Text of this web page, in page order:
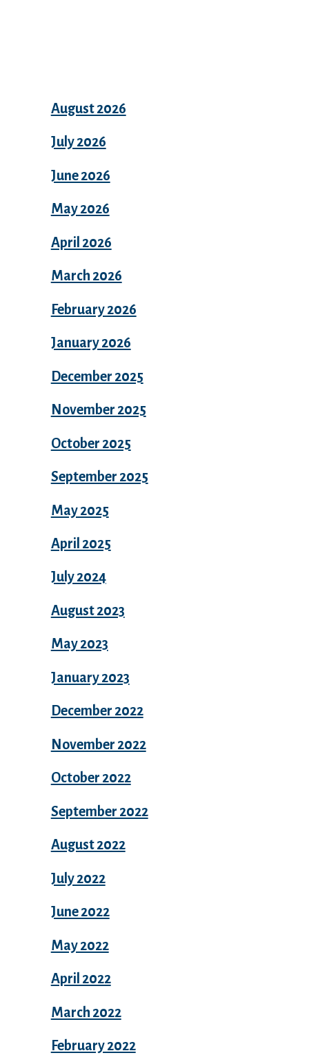
August 2026
July 2026
June 2026
May 2026
April 2026
March 2026
February 2026
January 2026
December 2025
November 2025
October 2025
September 2025
May 2025
April 2025
July 2024
August 2023
May 2023
January 2023
December 2022
November 2022
October 2022
September 2022
August 2022
July 2022
June 2022
May 2022
April 2022
March 2022
February 2022